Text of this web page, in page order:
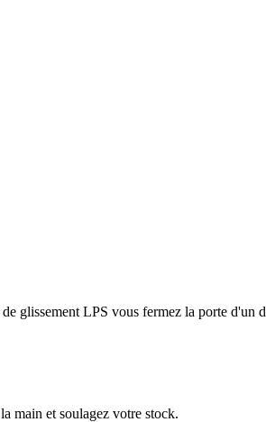
glissement LPS vous fermez la porte d'un
main et soulagez votre stock.